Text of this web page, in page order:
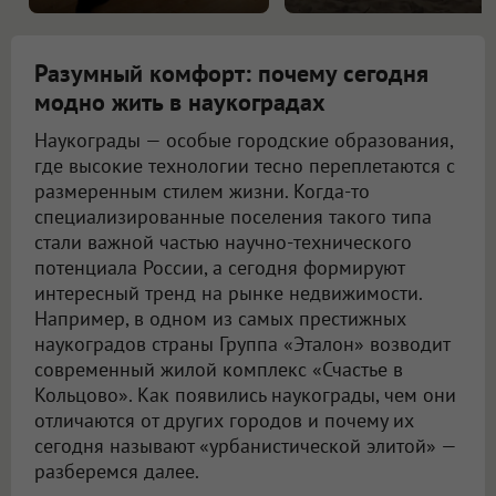
Разумный комфорт: почему сегодня
модно жить в наукоградах
Наукограды — особые городские образования,
где высокие технологии тесно переплетаются с
размеренным стилем жизни. Когда-то
специализированные поселения такого типа
стали важной частью научно-технического
потенциала России, а сегодня формируют
интересный тренд на рынке недвижимости.
Например, в одном из самых престижных
наукоградов страны Группа «Эталон» возводит
современный жилой комплекс «Счастье в
Кольцово». Как появились наукограды, чем они
отличаются от других городов и почему их
сегодня называют «урбанистической элитой» —
разберемся далее.